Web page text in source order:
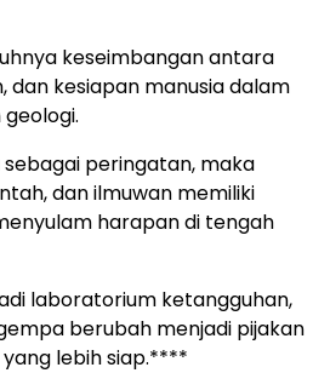
keseimbangan antara
dan kesiapan manusia dalam
peringatan, maka
dan ilmuwan memiliki
harapan di tengah
laboratorium ketangguhan,
berubah menjadi pijakan
lebih siap.****